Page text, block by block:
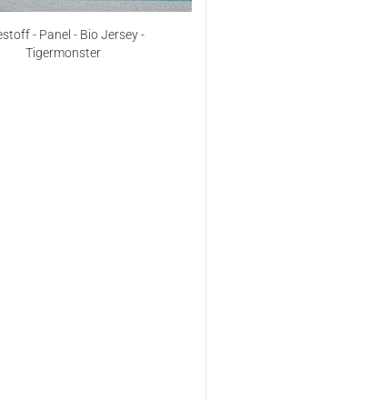
- Panel - Bio Jersey -
Tigermonster